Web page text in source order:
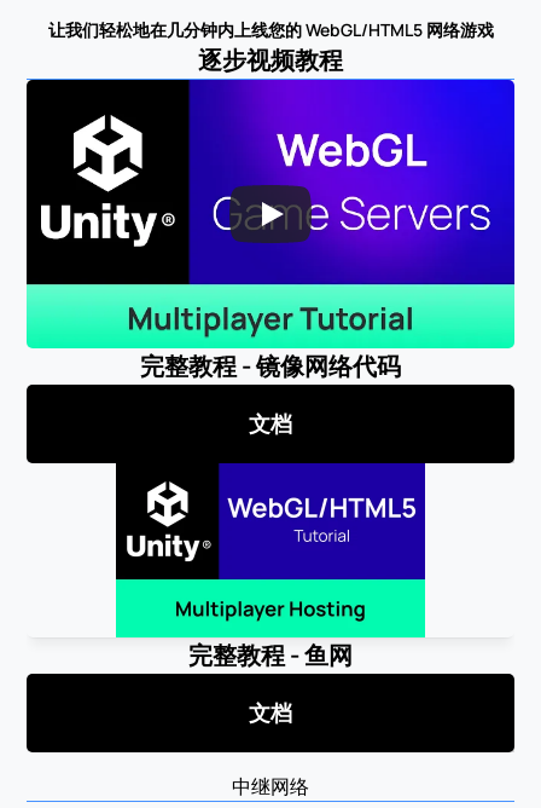
让我们轻松地在几分钟内上线您的 WebGL/HTML5 网络游戏
逐步视频教程
完整教程 - 镜像网络代码
文档
完整教程 - 鱼网
文档
中继网络